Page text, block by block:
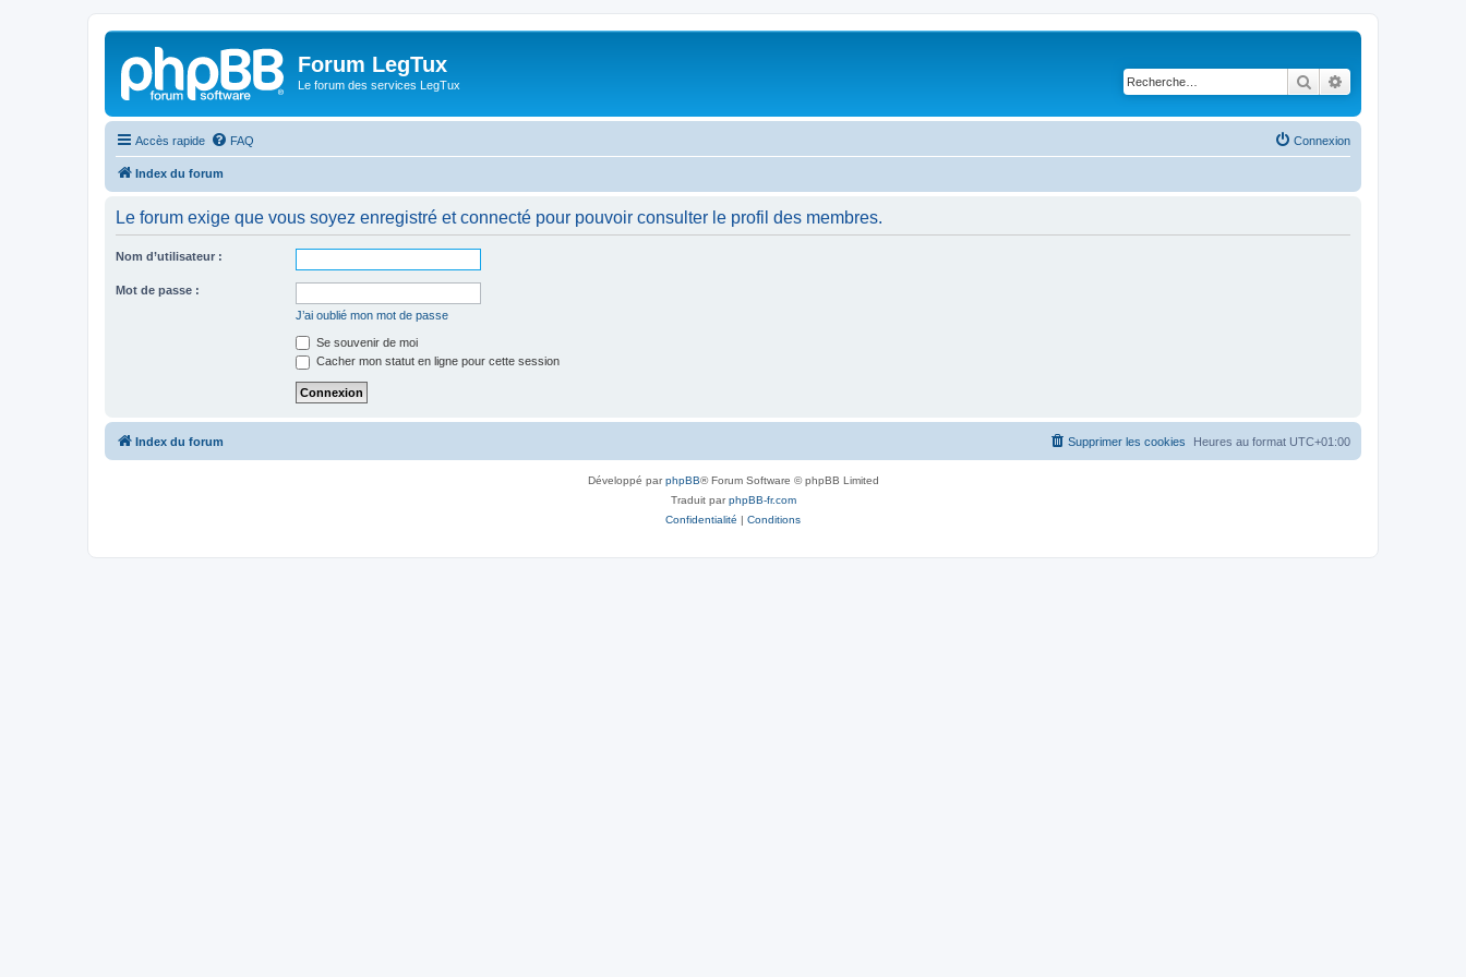
Forum LegTux
Le forum des services LegTux Rechercher
Accès rapide FAQ Connexion
Index du forum
Le forum exige que vous soyez enregistré et connecté pour pouvoir consulter le profil des membres.
Nom d’utilisateur :
Mot de passe :
J’ai oublié mon mot de passe
Se souvenir de moi
Cacher mon statut en ligne pour cette session
Index du forum Heures au format UTC+01:00
Supprimer les cookies
Développé parphpBB® Forum Software © phpBB Limited
Traduit parphpBB-fr.com
Confidentialité | Conditions